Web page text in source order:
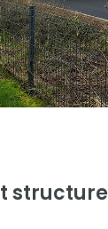
structure